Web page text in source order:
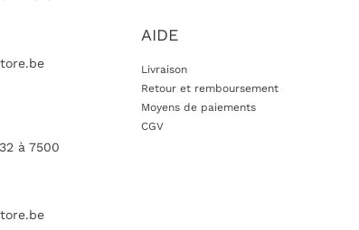
à 7500
AIDE
Livraison
Retour et remboursement
Moyens de paiements
CGV